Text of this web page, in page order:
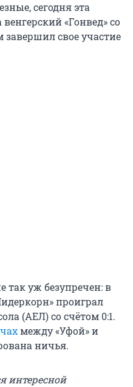
сегодня эта
«Гонвед» со
свое участие
так уж безупречен: в
проиграл
(АЕЛ) со счётом 0:1.
между «Уфой» и
ничья.
интересной